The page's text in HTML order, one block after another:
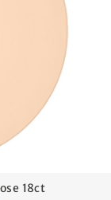
18ct